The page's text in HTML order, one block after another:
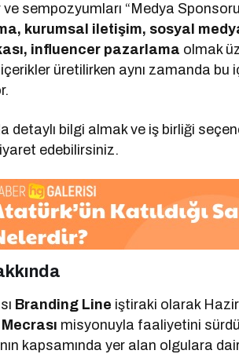
sempozyumları “Medya
kurumsal iletişim, sosyal
influencer pazarlama olmak
üretilirken aynı zamanda bu
detaylı bilgi almak ve iş birliği
edebilirsiniz.
Branding Line iştiraki olarak
misyonuyla faaliyetini
kapsamında yer alan olgulara